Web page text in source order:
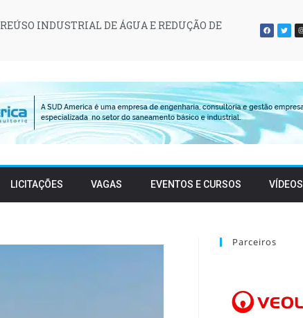
INDUSTRIAL DE ÁGUA E REDUÇÃO DE
LICITAÇÕES VAGAS EVENTOS E CURSOS VÍDEOS
Parceiros